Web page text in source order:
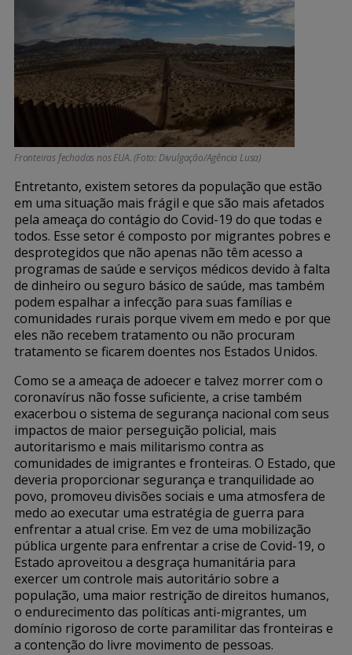
Fronteiras fechadas nos EUA. (Foto: Divulgação/Agência Lusa)
Entretanto, existem setores da população que estão
em uma situação mais frágil e que são mais afetados
pela ameaça do contágio do Covid-19 do que todas e
todos. Esse setor é composto por migrantes pobres e
desprotegidos que não apenas não têm acesso a
programas de saúde e serviços médicos devido à falta
de dinheiro ou seguro básico de saúde, mas também
podem espalhar a infecção para suas famílias e
comunidades rurais porque vivem em medo e por que
eles não recebem tratamento ou não procuram
tratamento se ficarem doentes nos Estados Unidos.
Como se a ameaça de adoecer e talvez morrer com o
coronavírus não fosse suficiente, a crise também
exacerbou o sistema de segurança nacional com seus
impactos de maior perseguição policial, mais
autoritarismo e mais militarismo contra as
comunidades de imigrantes e fronteiras. O Estado, que
deveria proporcionar segurança e tranquilidade ao
povo, promoveu divisões sociais e uma atmosfera de
medo ao executar uma estratégia de guerra para
enfrentar a atual crise. Em vez de uma mobilização
pública urgente para enfrentar a crise de Covid-19, o
Estado aproveitou a desgraça humanitária para
exercer um controle mais autoritário sobre a
população, uma maior restrição de direitos humanos,
o endurecimento das políticas anti-migrantes, um
domínio rigoroso de corte paramilitar das fronteiras e
a contenção do livre movimento de pessoas.